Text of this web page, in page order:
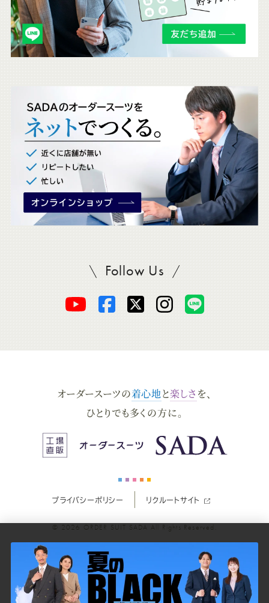
も
チ
ェ
Follow UsSADAをフォロー
オ
ー
ス
ツ
SADA
の
オ
ー
ス
ー
SADA
の
オ
ー
ス
ー
ツ
SADA
の
オ
ー
ス
ツ
SADA
の
ス
ツ
SADA
の
オーダースーツの着心地と楽しさ を、
ひとりでも多くの方に。
プライバシーポリシー リクルートサイト
© 2026 ORDER SUIT SADA All Rights Reserved.